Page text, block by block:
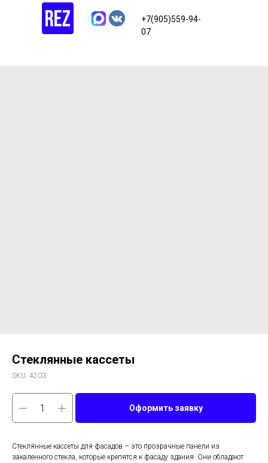
+7(905)559-94-
07
Стеклянные кассеты
SKU: 4203
Оформить заявку
Стеклянные кассеты для фасадов – это прозрачные панели из
закаленного стекла, которые крепятся к фасаду здания. Они обладают